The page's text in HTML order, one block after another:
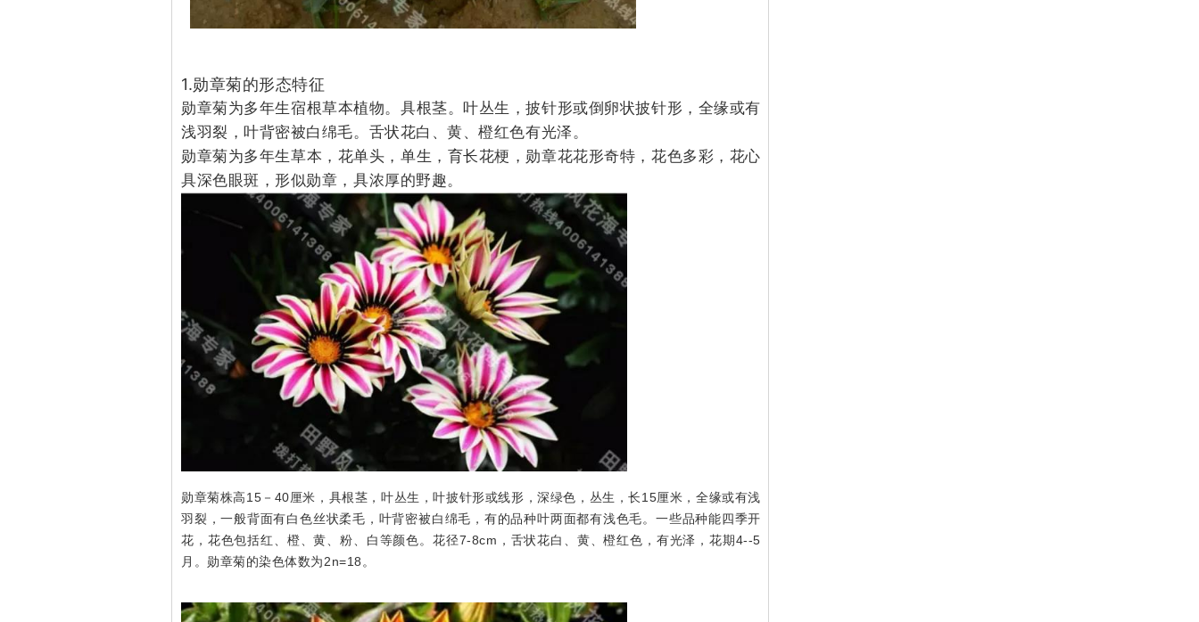
1.勋章菊的形态特征
勋章菊为多年生宿根草本植物。具根茎。叶丛生，披针形或倒卵状披针形，全缘或有
浅羽裂，叶背密被白绵毛。舌状花白、黄、橙红色有光泽。
勋章菊为多年生草本，花单头，单生，育长花梗，勋章花花形奇特，花色多彩，花心
具深色眼斑，形似勋章，具浓厚的野趣。
勋章菊株高15－40厘米，具根茎，叶丛生，叶披针形或线形，深绿色，丛生，长15厘米，全缘或有浅
羽裂，一般背面有白色丝状柔毛，叶背密被白绵毛，有的品种叶两面都有浅色毛。一些品种能四季开
花，花色包括红、橙、黄、粉、白等颜色。花径7-8cm，舌状花白、黄、橙红色，有光泽，花期4--5
月。勋章菊的染色体数为2n=18。